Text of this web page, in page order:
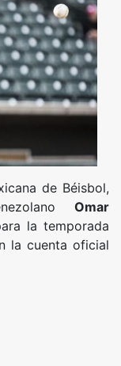
de Béisbol,
Omar
la temporada
la cuenta oficial